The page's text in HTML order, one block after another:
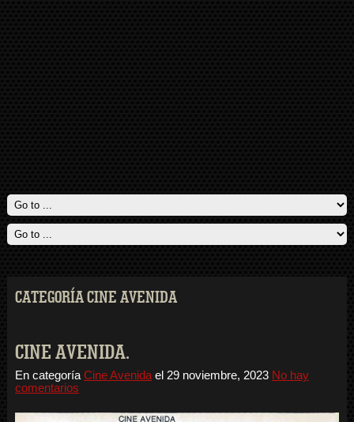
CATEGORÍA CINE AVENIDA
CINE AVENIDA.
En categoría Cine Avenidael 29 noviembre, 2023 No hay
comentarios